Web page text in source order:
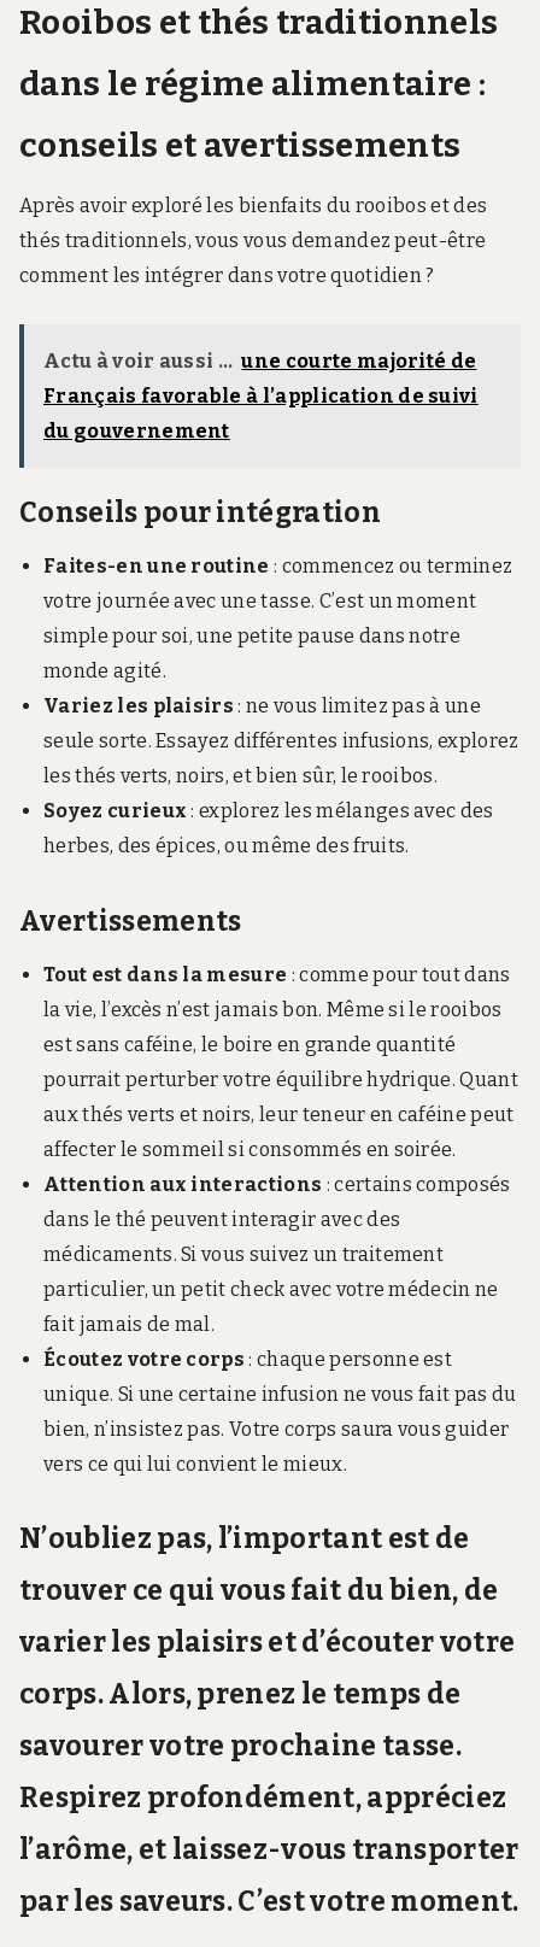
Rooibos et thés traditionnels
dans le régime alimentaire :
conseils et avertissements
Après avoir exploré les bienfaits du rooibos et des
thés traditionnels, vous vous demandez peut-être
comment les intégrer dans votre quotidien ?
Actu à voir aussi ... une courte majorité de
Français favorable à l’application de suivi
du gouvernement
Conseils pour intégration
Faites-en une routine : commencez ou terminez
votre journée avec une tasse. C’est un moment
simple pour soi, une petite pause dans notre
monde agité.
Variez les plaisirs : ne vous limitez pas à une
seule sorte. Essayez différentes infusions, explorez
les thés verts, noirs, et bien sûr, le rooibos.
Soyez curieux : explorez les mélanges avec des
herbes, des épices, ou même des fruits.
Avertissements
Tout est dans la mesure : comme pour tout dans
la vie, l’excès n’est jamais bon. Même si le rooibos
est sans caféine, le boire en grande quantité
pourrait perturber votre équilibre hydrique. Quant
aux thés verts et noirs, leur teneur en caféine peut
affecter le sommeil si consommés en soirée.
Attention aux interactions : certains composés
dans le thé peuvent interagir avec des
médicaments. Si vous suivez un traitement
particulier, un petit check avec votre médecin ne
fait jamais de mal.
Écoutez votre corps : chaque personne est
unique. Si une certaine infusion ne vous fait pas du
bien, n’insistez pas. Votre corps saura vous guider
vers ce qui lui convient le mieux.
N’oubliez pas, l’important est de
trouver ce qui vous fait du bien, de
varier les plaisirs et d’écouter votre
corps. Alors, prenez le temps de
savourer votre prochaine tasse.
Respirez profondément, appréciez
l’arôme, et laissez-vous transporter
par les saveurs. C’est votre moment.